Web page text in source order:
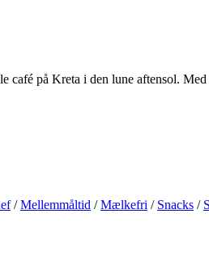
café på Kreta i den lune aftensol.
/Mellemmåltid /Mælkefri / Snacks /